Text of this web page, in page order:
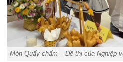
Món Quẩy chấm – Đề thi của Nghiệp